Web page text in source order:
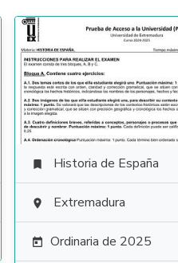
 Historia de España
 Extremadura
 Ordinaria de 2025